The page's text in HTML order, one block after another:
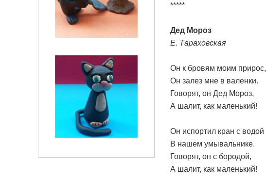
*****
Дед Мороз
Е. Тараховская
Он к бровям моим прирос,
Он залез мне в валенки.
Говорят, он Дед Мороз,
А шалит, как маленький!
Он испортил кран с водой
В нашем умывальнике.
Говорят, он с бородой,
А шалит, как маленький!